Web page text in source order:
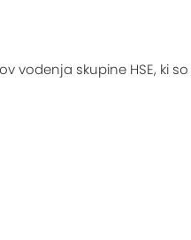
vodenja skupine HSE, ki